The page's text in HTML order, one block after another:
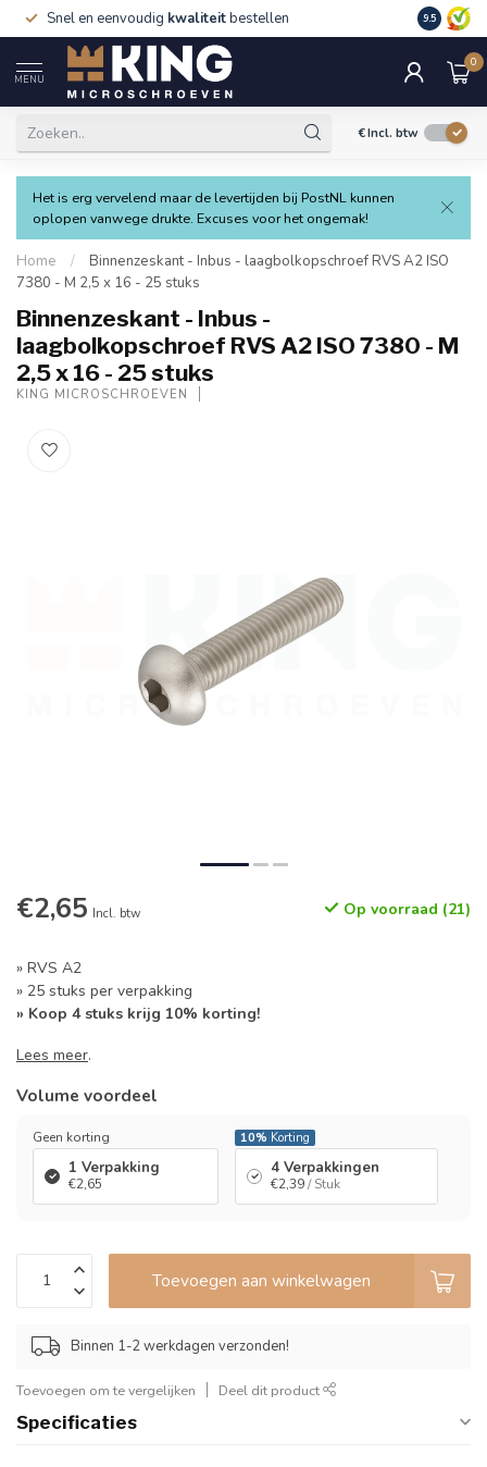
Snel en eenvoudig kwaliteitbestellen 9.5
MENU
0
€Incl. btw
Het is erg vervelend maar de levertijden bij PostNL kunnen
oplopen vanwege drukte. Excuses voor het ongemak!
Home /
Binnenzeskant - Inbus - laagbolkopschroef RVS A2 ISO
7380 - M 2,5 x 16 - 25 stuks
Binnenzeskant - Inbus -
laagbolkopschroef RVS A2 ISO 7380 - M
2,5 x 16 - 25 stuks
KING MICROSCHROEVEN
€2,65 Incl. btw Op voorraad (21)
» RVS A2
» 25 stuks per verpakking
» Koop 4 stuks krijg 10% korting!
Lees meer.
Volume voordeel
Geen korting
1 Verpakking
€2,65
10% Korting
4 Verpakkingen
€2,39/ Stuk
Toevoegen aan winkelwagen
Binnen 1-2 werkdagen verzonden!
Toevoegen om te vergelijken Deel dit product
Specificaties